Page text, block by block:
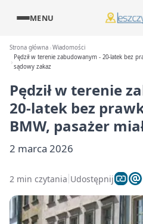
MENU
Strona główna Wiadomości
Pędził w terenie zabudowanym - 20-latek bez
sądowy zakaz
Pędził w terenie
20-latek bez
BMW, pasażer
2 marca 2026
2 min czytania Udostępnij